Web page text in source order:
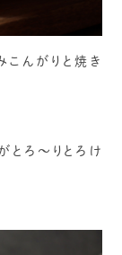
こんがりと焼き
とろ～りとろけ